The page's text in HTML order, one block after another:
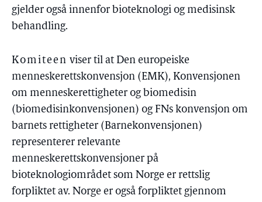
gjelder også innenfor bioteknologi og medisinsk
behandling.
Komiteen viser til at Den europeiske
menneskerettskonvensjon (EMK), Konvensjonen
om menneskerettigheter og biomedisin
(biomedisinkonvensjonen) og FNs konvensjon om
barnets rettigheter (Barnekonvensjonen)
representerer relevante
menneskerettskonvensjoner på
bioteknologiområdet som Norge er rettslig
forpliktet av. Norge er også forpliktet gjennom